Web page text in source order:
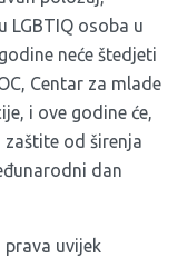
LGBTIQ osoba u
neće štedjeti
Centar za mlade
i ove godine će,
od širenja
dan
prava uvijek